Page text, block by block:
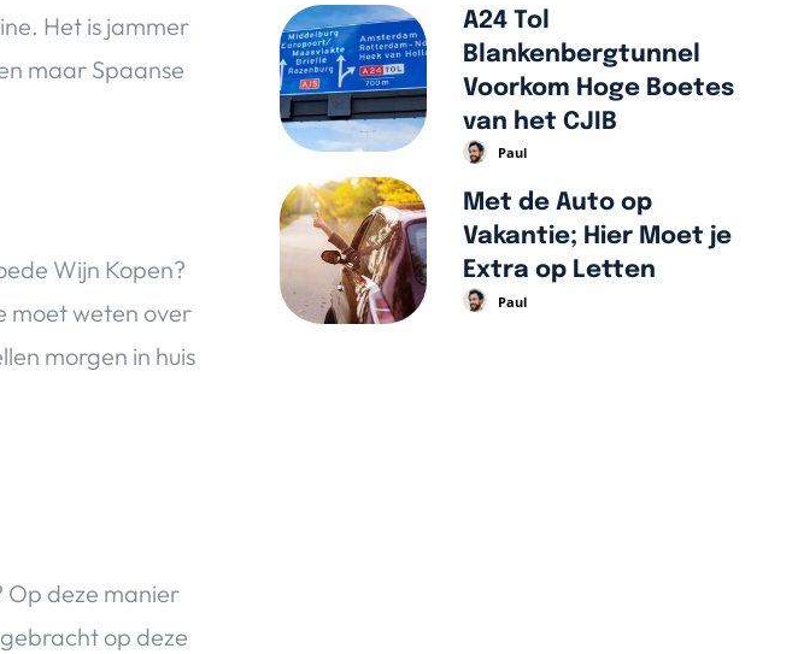
Het is jammer
maar Spaanse
Op deze manier
op deze
A24 Tol
Blankenbergtunnel
Voorkom Hoge Boetes
van het CJIB
Paul
Met de Auto op
Vakantie; Hier Moet je
Extra op Letten
Paul